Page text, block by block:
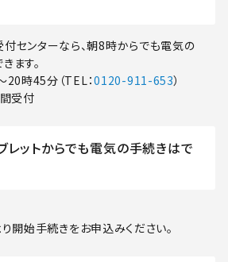
センターなら、朝8時からでも電気の
ます。
20時45分（TEL：0120-911-653）
受付
レットからでも電気の手続きはで
り開始手続きをお申込みください。